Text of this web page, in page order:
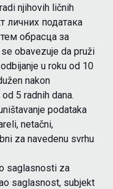
njihovih ličnih
личних података
обрасца за
se obavezuje da pruži
u roku od 10
nakon
5 radnih dana.
podataka
netačni,
za navedenu svrhu
saglasnosti za
saglasnost, subjekt